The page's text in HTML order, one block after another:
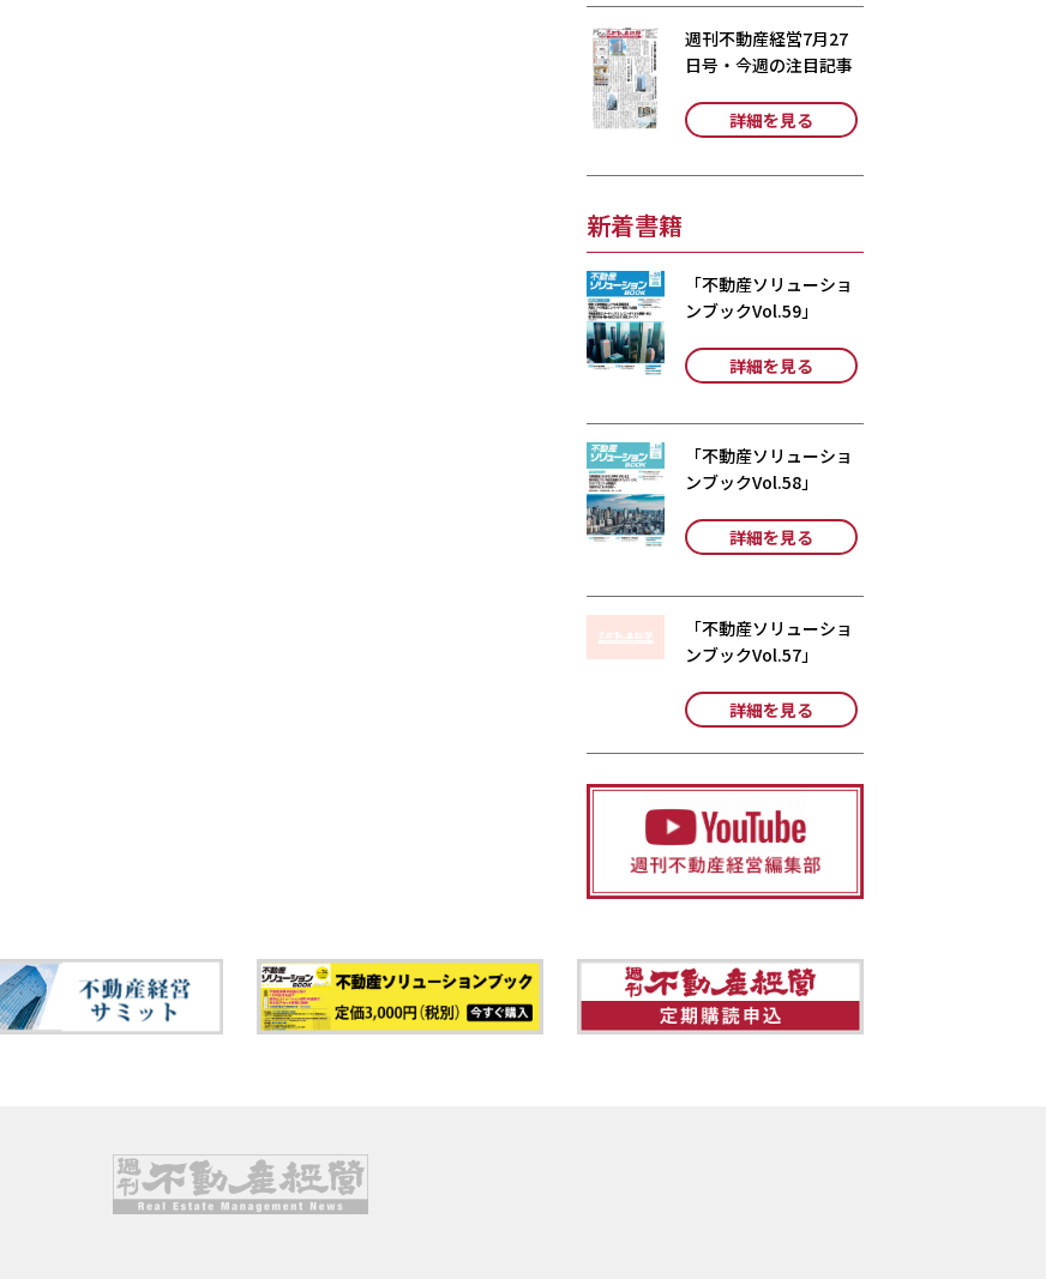
週刊不動産経営7月27
日号・今週の注目記事
詳細を見る
新着書籍
「不動産ソリューショ
ンブックVol.59」
詳細を見る
「不動産ソリューショ
ンブックVol.58」
詳細を見る
「不動産ソリューショ
ンブックVol.57」
詳細を見る